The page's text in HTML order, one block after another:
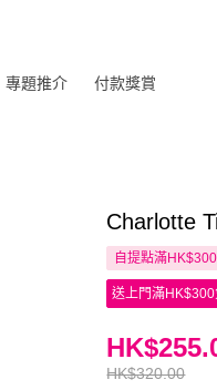
專題推介 付款獎賞
Charlotte
自提點滿
送上門滿
HK$320.00